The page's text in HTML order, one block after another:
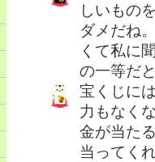
しいもの
ダメだね
くて私に
の一等だ
宝くじに
力もなく
金が当た
当ってく